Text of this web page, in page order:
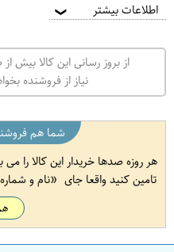
اطلاعات بیشتر ❯
از بروز رسانی این کالا
نیاز از فروشنده
شما هم
هر روزه صدها خریدار این کالا را می
تامین کنید واقعا جای
نام و